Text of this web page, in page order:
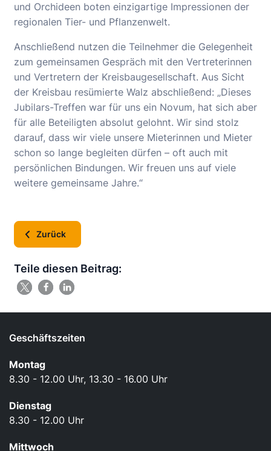
und Orchideen boten einzigartige Impressionen der
regionalen Tier- und Pflanzenwelt.
Anschließend nutzen die Teilnehmer die Gelegenheit
zum gemeinsamen Gespräch mit den Vertreterinnen
und Vertretern der Kreisbaugesellschaft. Aus Sicht
der Kreisbau resümierte Walz abschließend: „Dieses
Jubilars-Treffen war für uns ein Novum, hat sich aber
für alle Beteiligten absolut gelohnt. Wir sind stolz
darauf, dass wir viele unsere Mieterinnen und Mieter
schon so lange begleiten dürfen – oft auch mit
persönlichen Bindungen. Wir freuen uns auf viele
weitere gemeinsame Jahre.“
Zurück
Teile diesen Beitrag:
Geschäftszeiten
Montag
8.30 - 12.00 Uhr, 13.30 - 16.00 Uhr
Dienstag
8.30 - 12.00 Uhr
Mittwoch